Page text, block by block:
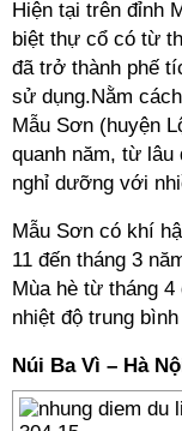
Hiện tại trên đỉnh
biệt thự cổ có từ
đã trở thành phế
sử dụng.Nằm
Mẫu Sơn (huyện
quanh năm, từ
nghỉ dưỡng với
Mẫu Sơn có khí
11 đến tháng 3
Mùa hè từ tháng
nhiệt độ trung
Núi Ba Vì – Hà